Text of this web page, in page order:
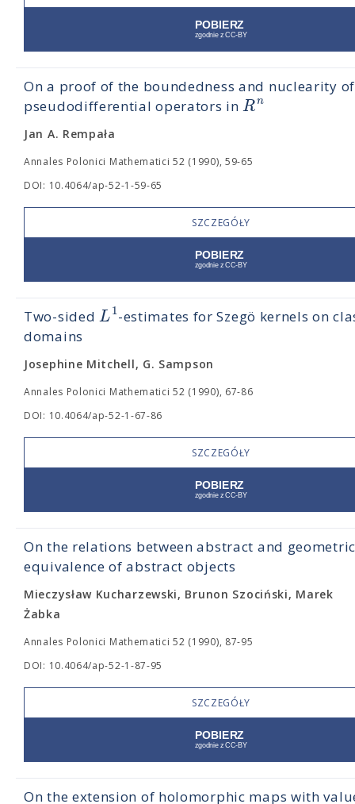
On a proof of the boundedness and nuclearity of
pseudodifferential operators inRn
Jan A. Rempała
Annales Polonici Mathematici 52 (1990), 59-65
DOI: 10.4064/ap-52-1-59-65
SZCZEGÓŁY
Two-sided L1-estimates for Szegö kernels on
domains
Josephine Mitchell, G. Sampson
Annales Polonici Mathematici 52 (1990), 67-86
DOI: 10.4064/ap-52-1-67-86
SZCZEGÓŁY
On the relations between abstract and
equivalence of abstract objects
Mieczysław Kucharzewski, Brunon Szociński, Marek
Żabka
Annales Polonici Mathematici 52 (1990), 87-95
DOI: 10.4064/ap-52-1-87-95
SZCZEGÓŁY
On the extension of holomorphic maps with